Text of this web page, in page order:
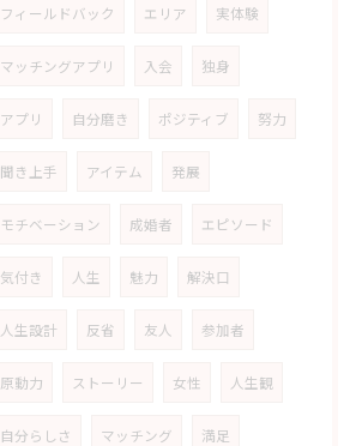
フィールドバック エリア 実体験
マッチングアプリ 入会 独身
アプリ 自分磨き ポジティブ 努力
聞き上手 アイテム 発展
モチベーション 成婚者 エピソード
気付き 人生 魅力 解決口
人生設計 反省 友人 参加者
原動力 ストーリー 女性 人生観
自分らしさ マッチング 満足